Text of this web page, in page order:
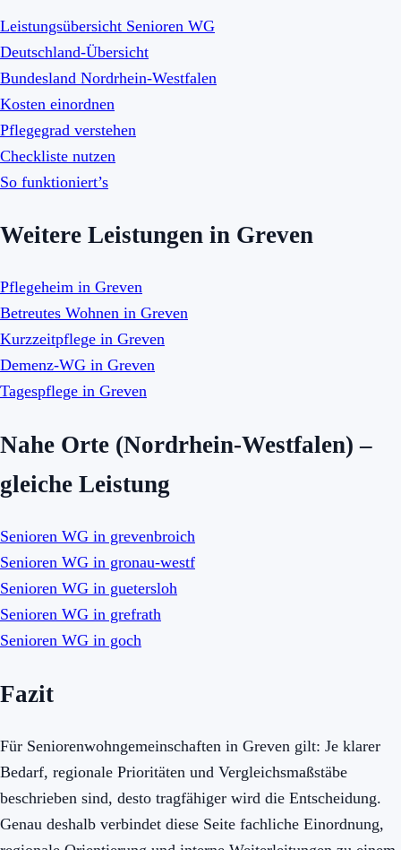
Leistungsübersicht Senioren WG
Deutschland-Übersicht
Bundesland Nordrhein-Westfalen
Kosten einordnen
Pflegegrad verstehen
Checkliste nutzen
So funktioniert’s
Weitere Leistungen in Greven
Pflegeheim in Greven
Betreutes Wohnen in Greven
Kurzzeitpflege in Greven
Demenz-WG in Greven
Tagespflege in Greven
Nahe Orte (Nordrhein-Westfalen) –
gleiche Leistung
Senioren WG in grevenbroich
Senioren WG in gronau-westf
Senioren WG in guetersloh
Senioren WG in grefrath
Senioren WG in goch
Fazit
Für Seniorenwohngemeinschaften in Greven gilt: Je klarer
Bedarf, regionale Prioritäten und Vergleichsmaßstäbe
beschrieben sind, desto tragfähiger wird die Entscheidung.
Genau deshalb verbindet diese Seite fachliche Einordnung,